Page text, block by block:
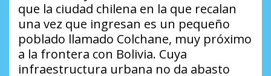
que la ciudad chilena en la que recalan
una vez que ingresan es un pequeño
poblado llamado Colchane, muy próximo
a la frontera con Bolivia. Cuya
infraestructura urbana no da abasto